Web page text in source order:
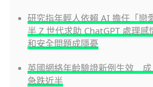
研究指年輕人依賴 AI 擔任「
半 Z 世代求助 ChatGPT 處理
和安全問題成隱憂
英國網絡年齡驗證新例生效 成
急跌近半